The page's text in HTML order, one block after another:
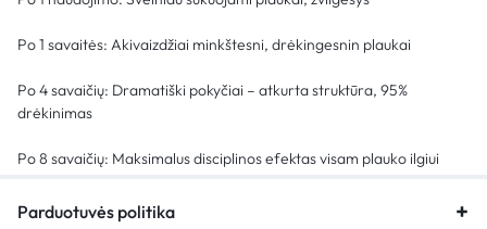
Po 1 savaitės: Akivaizdžiai minkštesni, drėkingesnin plaukai
Po 4 savaičių: Dramatiški pokyčiai – atkurta struktūra, 95%
drėkinimas
Po 8 savaičių: Maksimalus disciplinos efektas visam plauko ilgiui
Parduotuvės politika